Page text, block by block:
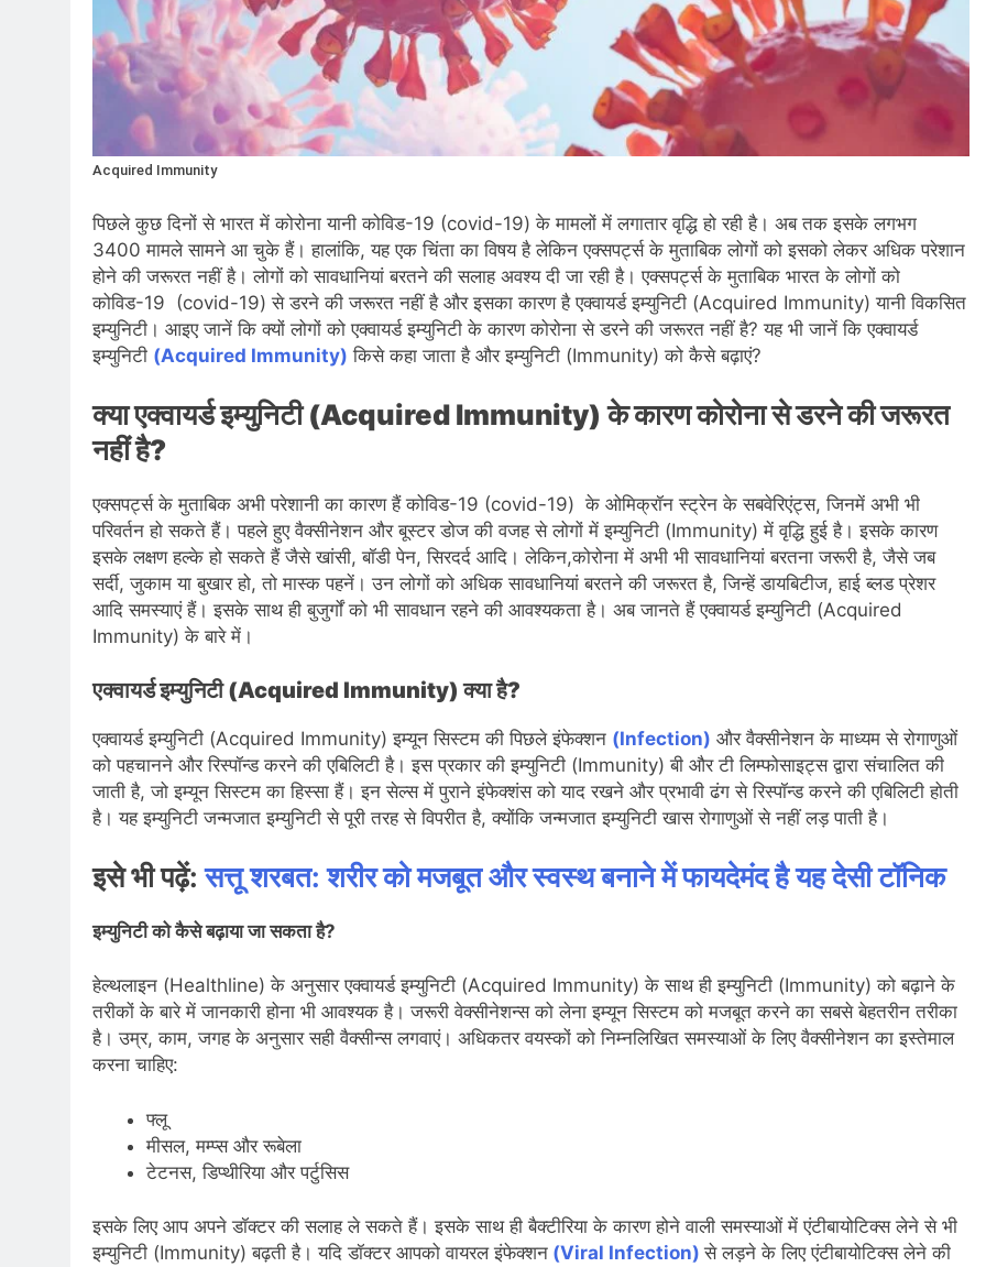
Acquired Immunity
पिछले कुछ दिनों से भारत में कोरोना यानी कोविड-19 (covid-19) के मामलों में लगातार वृद्धि हो रही है। अब तक इसके लगभग
3400 मामले सामने आ चुके हैं। हालांकि, यह एक चिंता का विषय है लेकिन एक्सपर्ट्स के मुताबिक लोगों को इसको लेकर अधिक परेशान
होने की जरूरत नहीं है। लोगों को सावधानियां बरतने की सलाह अवश्य दी जा रही है। एक्सपर्ट्स के मुताबिक भारत के लोगों को
कोविड-19 (covid-19) से डरने की जरूरत नहीं है और इसका कारण है एक्वायर्ड इम्युनिटी (Acquired Immunity) यानी विकसित
इम्युनिटी। आइए जानें कि क्यों लोगों को एक्वायर्ड इम्युनिटी के कारण कोरोना से डरने की जरूरत नहीं है? यह भी जानें कि एक्वायर्ड
इम्युनिटी (Acquired Immunity) किसे कहा जाता है और इम्युनिटी (Immunity) को कैसे बढ़ाएं?
क्या एक्वायर्ड इम्युनिटी(Acquired Immunity) के कारण कोरोना से डरने की जरूरत
नहीं है?
एक्सपर्ट्स के मुताबिक अभी परेशानी का कारण हैं कोविड-19 (covid-19) के ओमिक्रॉन स्ट्रेन के सबवेरिएंट्स, जिनमें अभी भी
परिवर्तन हो सकते हैं। पहले हुए वैक्सीनेशन और बूस्टर डोज की वजह से लोगों में इम्युनिटी (Immunity) में वृद्धि हुई है। इसके कारण
इसके लक्षण हल्के हो सकते हैं जैसे खांसी, बॉडी पेन, सिरदर्द आदि। लेकिन,कोरोना में अभी भी सावधानियां बरतना जरूरी है, जैसे जब
सर्दी, जुकाम या बुखार हो, तो मास्क पहनें। उन लोगों को अधिक सावधानियां बरतने की जरूरत है, जिन्हें डायबिटीज, हाई ब्लड प्रेशर
आदि समस्याएं हैं। इसके साथ ही बुजुर्गों को भी सावधान रहने की आवश्यकता है। अब जानते हैं एक्वायर्ड इम्युनिटी (Acquired
Immunity) के बारे में।
एक्वायर्ड इम्युनिटी (Acquired Immunity) क्या है?
एक्वायर्ड इम्युनिटी (Acquired Immunity) इम्यून सिस्टम की पिछले इंफेक्शन (Infection) और वैक्सीनेशन के माध्यम से रोगाणुओं
को पहचानने और रिस्पॉन्ड करने की एबिलिटी है। इस प्रकार की इम्युनिटी (Immunity) बी और टी लिम्फोसाइट्स द्वारा संचालित की
जाती है, जो इम्यून सिस्टम का हिस्सा हैं। इन सेल्स में पुराने इंफेक्शंस को याद रखने और प्रभावी ढंग से रिस्पॉन्ड करने की एबिलिटी होती
है। यह इम्युनिटी जन्मजात इम्युनिटी से पूरी तरह से विपरीत है, क्योंकि जन्मजात इम्युनिटी खास रोगाणुओं से नहीं लड़ पाती है।
इसे भी पढ़ें:सत्तू शरबत: शरीर को मजबूत और स्वस्थ बनाने में फायदेमंद है यह देसी टॉनिक
इम्युनिटी को कैसे बढ़ाया जा सकता है?
हेल्थलाइन (Healthline) के अनुसार एक्वायर्ड इम्युनिटी (Acquired Immunity) के साथ ही इम्युनिटी (Immunity) को बढ़ाने के
तरीकों के बारे में जानकारी होना भी आवश्यक है। जरूरी वेक्सीनेशन्स को लेना इम्यून सिस्टम को मजबूत करने का सबसे बेहतरीन तरीका
है। उम्र, काम, जगह के अनुसार सही वैक्सीन्स लगवाएं। अधिकतर वयस्कों को निम्नलिखित समस्याओं के लिए वैक्सीनेशन का इस्तेमाल
करना चाहिए:
फ्लू
मीसल, मम्प्स और रूबेला
टेटनस, डिप्थीरिया और पर्टुसिस
इसके लिए आप अपने डॉक्टर की सलाह ले सकते हैं। इसके साथ ही बैक्टीरिया के कारण होने वाली समस्याओं में एंटीबायोटिक्स लेने से भी
इम्युनिटी (Immunity) बढ़ती है। यदि डॉक्टर आपको वायरल इंफेक्शन (Viral Infection)से लड़ने के लिए एंटीबायोटिक्स लेने की